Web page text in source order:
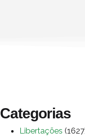
Categorias
Libertações